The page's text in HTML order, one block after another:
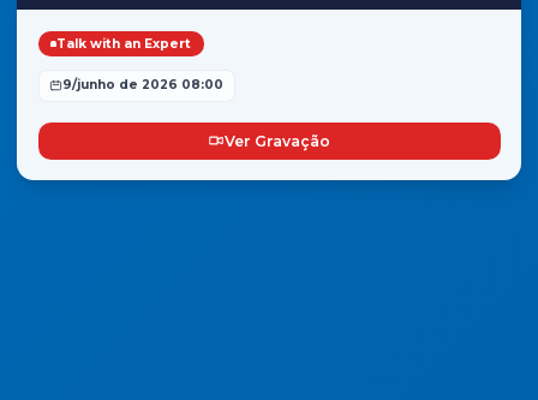
Talk with an Expert
9/junho de 2026 08:00
Ver Gravação